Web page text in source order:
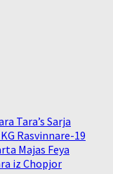
Tara’s Sarja
Rasvinnare-19
Majas Feya
iz Chopjor